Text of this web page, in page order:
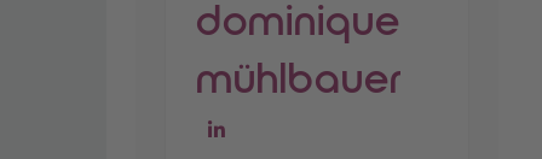
dominique
mühlbauer